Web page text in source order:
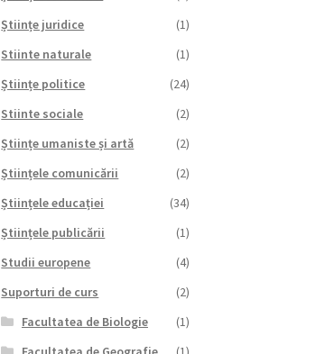
Științe juridice
(1)
Stiinte naturale
(1)
Științe politice
(24)
Stiinte sociale
(2)
Științe umaniste și artă
(2)
Științele comunicării
(2)
Științele educației
(34)
Științele publicării
(1)
Studii europene
(4)
Suporturi de curs
(2)
Facultatea de Biologie
(1)